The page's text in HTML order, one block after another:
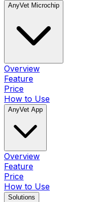
AnyVet Microchip
Overview
Feature
Price
How to Use
AnyVet App
Overview
Feature
Price
How to Use
Solutions